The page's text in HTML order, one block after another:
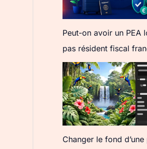
Peut-on avoir un PEA
pas résident fiscal
Changer le fond